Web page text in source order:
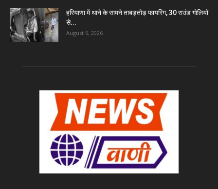
हरियाणा में थाने के सामने ताबड़तोड़ फायरिंग, 30 राउंड गोलियों
से...
August 6, 2026